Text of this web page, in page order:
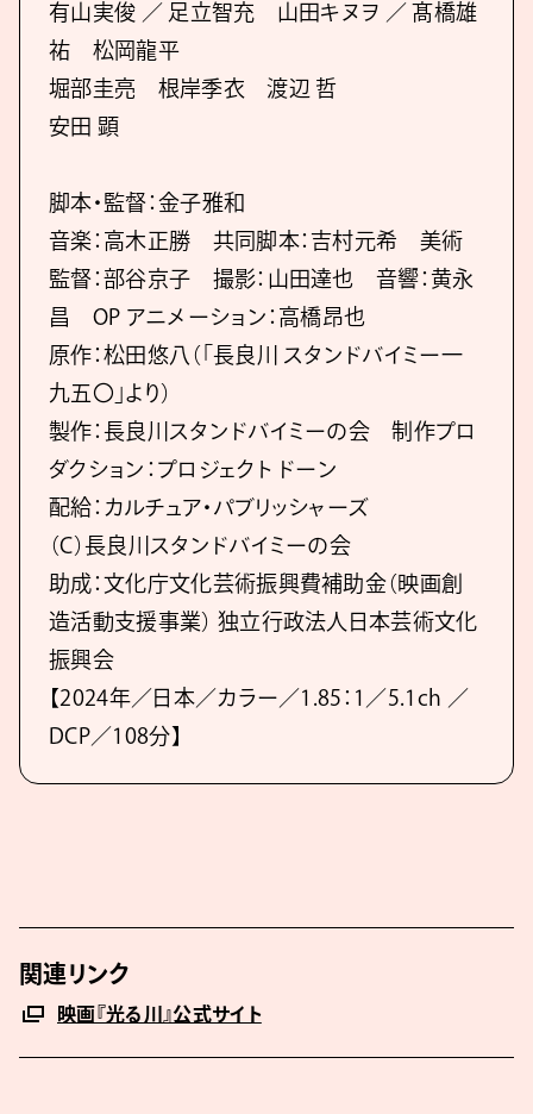
有⼭実俊 ／ ⾜⽴智充 ⼭⽥キヌヲ ／ 髙橋雄
祐 松岡⿓平
堀部圭亮 根岸季⾐ 渡辺 哲
安⽥ 顕
脚本・監督：⾦⼦雅和
⾳楽：⾼⽊正勝 共同脚本：吉村元希 美術
監督：部⾕京⼦ 撮影：⼭⽥達也 ⾳響：⻩永
昌 OP アニメーション：⾼橋昂也
原作：松⽥悠⼋（「⻑良川 スタンドバイミー⼀
九五〇」より）
製作：⻑良川スタンドバイミーの会 制作プロ
ダクション：プロジェクト ドーン
配給：カルチュア・パブリッシャーズ
（C）⻑良川スタンドバイミーの会
助成：⽂化庁⽂化芸術振興費補助⾦（映画創
造活動⽀援事業） 独⽴⾏政法⼈⽇本芸術⽂化
振興会
【2024年／⽇本／カラー／1.85：1／5.1ch ／
DCP／108分】
関連リンク
映画『光る川』公式サイト